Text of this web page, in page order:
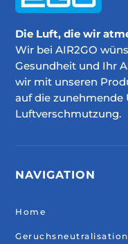
Die Luft, die wir
Wir bei AIR2GO
Gesundheit und Ihr
wir mit unseren
auf die zunehmende
Luftverschmutzung.
NAVIGATION
Home
Geruchsneutralisation